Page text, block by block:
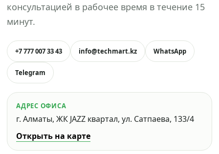
консультацией в рабочее время в течение 15
минут.
+7 777 007 33 43 info@techmart.kz WhatsApp
Telegram
АДРЕС ОФИСА
г. Алматы, ЖК JAZZ квартал, ул. Сатпаева, 133/4
Открыть на карте